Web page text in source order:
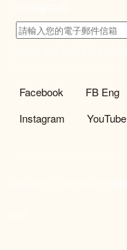
社群選單
Facebook FB Eng
Instagram
YouTube